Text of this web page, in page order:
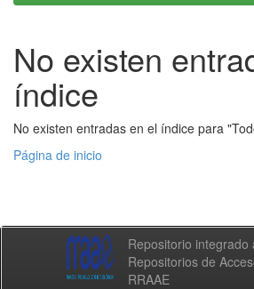
No existen
índice
No existen entradas en el índice para
Página de inicio
Repositorio integrado
Repositorios de
RRAAE